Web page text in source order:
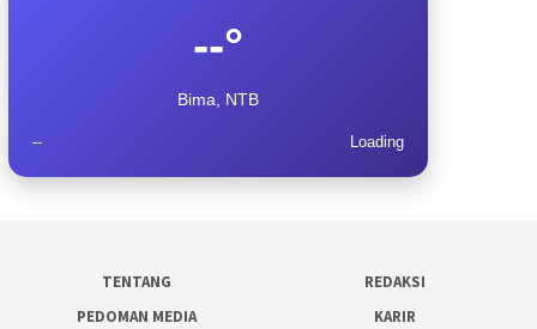
--°
Bima, NTB
-- Loading
TENTANG
REDAKSI
PEDOMAN MEDIA
KARIR